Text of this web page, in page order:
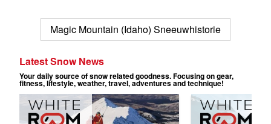
Magic Mountain (Idaho) Sneeuwhistorie